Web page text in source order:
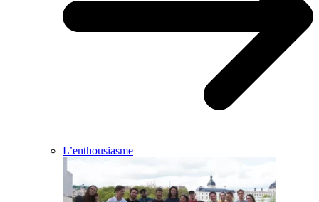
L’enthousiasme